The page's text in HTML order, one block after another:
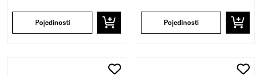
Pojedinosti Pojedinosti